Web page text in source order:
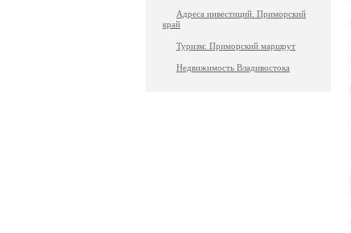
Адреса инвестиций. Приморский
край
Туризм: Приморский маршрут
Недвижимость Владивостока